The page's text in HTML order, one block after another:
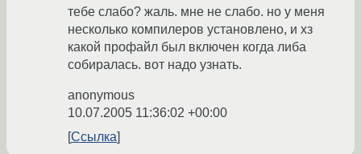
тебе слабо? жаль. мне не слабо. но у меня
несколько компилеров установлено, и хз
какой профайл был включен когда либа
собиралась. вот надо узнать.
anonymous
10.07.2005 11:36:02 +00:00
Ссылка